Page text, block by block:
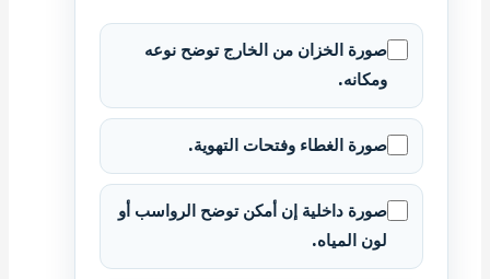
صورة الخزان من الخارج توضح نوعه
ومكانه.
صورة الغطاء وفتحات التهوية.
صورة داخلية إن أمكن توضح الرواسب أو
لون المياه.